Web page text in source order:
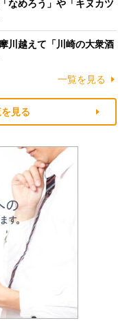
なめろう」や「キヌカツ
川越えて「川崎の大衆酒
一覧を見る
見る